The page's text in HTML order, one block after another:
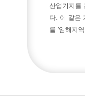
산업기지를
다. 이 같은
를 '임해지